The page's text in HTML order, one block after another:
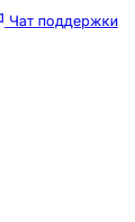
Чат поддержки